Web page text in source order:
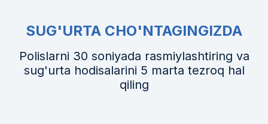
SUG'URTA CHO'NTAGINGIZDA
Polislarni 30 soniyada rasmiylashtiring va
sug'urta hodisalarini 5 marta tezroq hal
qiling